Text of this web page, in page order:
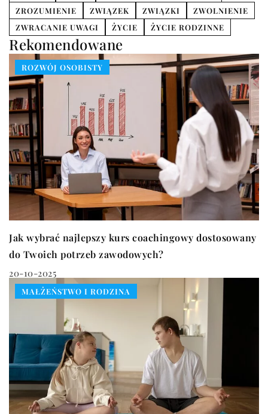
ZROZUMIENIE
ZWIĄZEK ZWIĄZKI
ZWOLNIENIE
ZWRACANIE UWAGI
ŻYCIE ŻYCIE RODZINNE
Rekomendowane
ROZWÓJ OSOBISTY
Jak wybrać najlepszy kurs coachingowy dostosowany
do Twoich potrzeb zawodowych?
20-10-2025
MAŁŻEŃSTWO I RODZINA